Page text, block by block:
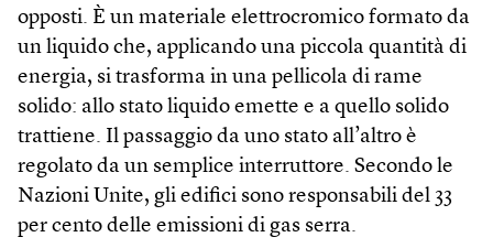
opposti. È un materiale elettrocromico formato da
un liquido che, applicando una piccola quantità di
energia, si trasforma in una pellicola di rame
solido: allo stato liquido emette e a quello solido
trattiene. Il passaggio da uno stato all’altro è
regolato da un semplice interruttore. Secondo le
Nazioni Unite, gli edifici sono responsabili del 33
per cento delle emissioni di gas serra.